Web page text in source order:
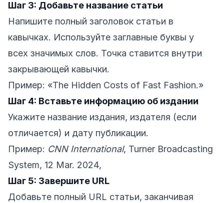
Шаг 3: Добавьте название статьи
Напишите полный заголовок статьи в
кавычках. Используйте заглавные буквы у
всех значимых слов. Точка ставится внутри
закрывающей кавычки.
Пример: «The Hidden Costs of Fast Fashion.»
Шаг 4: Вставьте информацию об издании
Укажите название издания, издателя (если
отличается) и дату публикации.
Пример: CNN International, Turner Broadcasting
System, 12 Mar. 2024,
Шаг 5: Завершите URL
Добавьте полный URL статьи, заканчивая